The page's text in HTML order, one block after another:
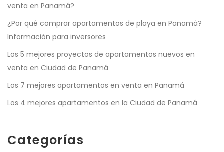
venta en Panamá?
¿Por qué comprar apartamentos de playa en Panamá?
Información para inversores
Los 5 mejores proyectos de apartamentos nuevos en
venta en Ciudad de Panamá
Los 7 mejores apartamentos en venta en Panamá
Los 4 mejores apartamentos en la Ciudad de Panamá
Categorías